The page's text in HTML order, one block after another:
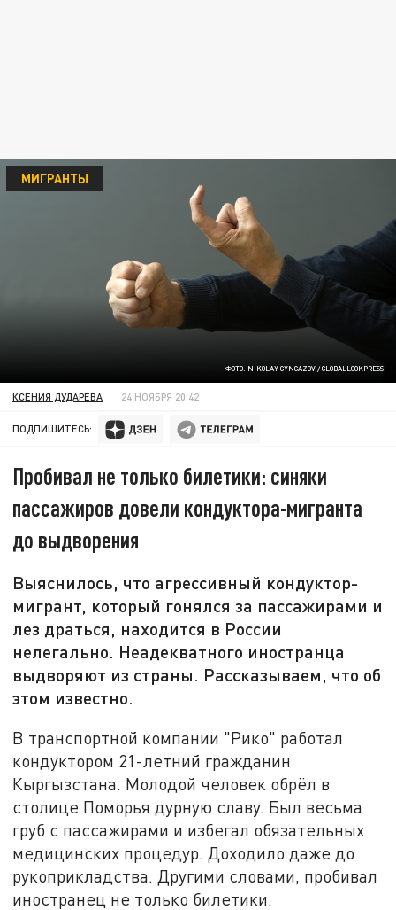
ФОТО: NIKOLAY GYNGAZOV / GLOBALLOOKPRESS
МИГРАНТЫ
КСЕНИЯ ДУДАРЕВА 24 НОЯБРЯ 20:42
ПОДПИШИТЕСЬ:
Пробивал не только билетики: синяки
пассажиров довели кондуктора-мигранта
до выдворения
Выяснилось, что агрессивный кондуктор-
мигрант, который гонялся за пассажирами и
лез драться, находится в России
нелегально. Неадекватного иностранца
выдворяют из страны. Рассказываем, что об
этом известно.
В транспортной компании "Рико" работал
кондуктором 21-летний гражданин
Кыргызстана. Молодой человек обрёл в
столице Поморья дурную славу. Был весьма
груб с пассажирами и избегал обязательных
медицинских процедур. Доходило даже до
рукоприкладства. Другими словами, пробивал
иностранец не только билетики.